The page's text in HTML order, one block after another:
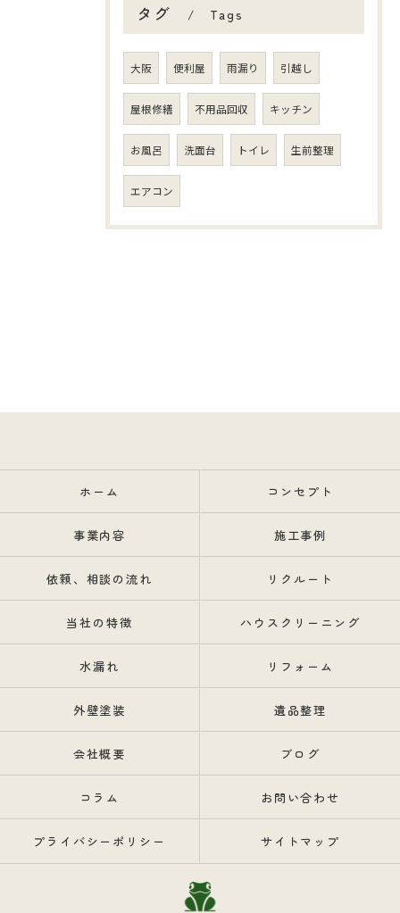
タグ Tags
大阪 便利屋 雨漏り 引越し
屋根修繕 不用品回収 キッチン
お風呂 洗面台 トイレ 生前整理
エアコン
ホーム コンセプト
事業内容 施工事例
依頼、相談の流れ リクルート
当社の特徴 ハウスクリーニング
水漏れ リフォーム
外壁塗装 遺品整理
会社概要 ブログ
コラム お問い合わせ
プライバシーポリシー サイトマップ